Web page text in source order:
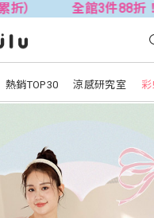
全館3件88折！🦄 滿
熱銷TOP30 涼感研究室